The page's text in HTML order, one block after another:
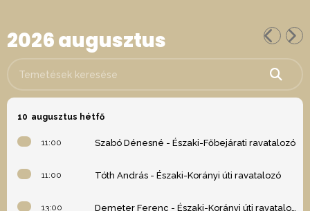
2026 augusztus
10 augusztus hétfő
11:00 Szabó Dénesné - Északi-Főbejárati ravatalozó
11:00 Tóth András - Északi-Korányi úti ravatalozó
13:00 Demeter Ferenc - Északi-Korányi úti ravatalozó